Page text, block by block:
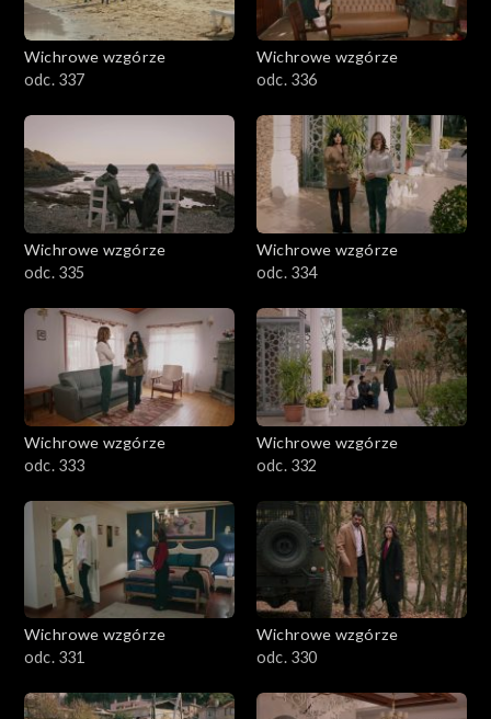
Wichrowe wzgórze
odc. 337
Wichrowe wzgórze
odc. 336
Wichrowe wzgórze
odc. 335
Wichrowe wzgórze
odc. 334
Wichrowe wzgórze
odc. 333
Wichrowe wzgórze
odc. 332
Wichrowe wzgórze
odc. 331
Wichrowe wzgórze
odc. 330